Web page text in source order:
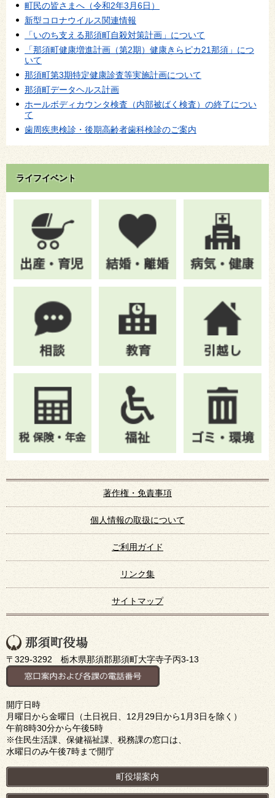
町民の皆さまへ（令和2年3月6日）
新型コロナウイルス関連情報
「いのち支える那須町自殺対策計画」について
「那須町健康増進計画（第2期）健康きらピカ21那須」につ
いて
那須町第3期特定健康診査等実施計画について
那須町データヘルス計画
ホールボディカウンタ検査（内部被ばく検査）の終了につい
て
歯周疾患検診・後期高齢者歯科検診のご案内
ライフイベント
著作権・免責事項
個人情報の取扱について
ご利用ガイド
リンク集
サイトマップ
〒329-3292 栃木県那須郡那須町大字寺子丙3-13
開庁日時
月曜日から金曜日（土日祝日、12月29日から1月3日を除く）
午前8時30分から午後5時
※住民生活課、保健福祉課、税務課の窓口は、
水曜日のみ午後7時まで開庁
町役場案内